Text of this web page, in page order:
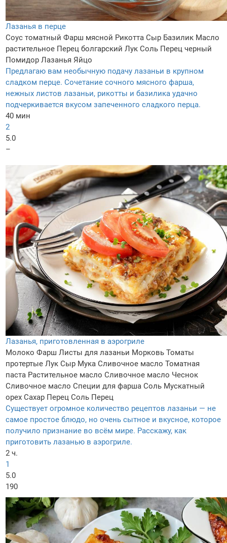
Лазанья в перце
Соус томатный Фарш мясной Рикотта Сыр Базилик Масло
растительное Перец болгарский Лук Соль Перец черный
Помидор Лазанья Яйцо
Предлагаю вам необычную подачу лазаньи в крупном
сладком перце. Сочетание сочного мясного фарша,
нежных листов лазаньи, рикотты и базилика удачно
подчеркивается вкусом запеченного сладкого перца.
40 мин
2
5.0
–
Лазанья, приготовленная в аэрогриле
Молоко Фарш Листы для лазаньи Морковь Томаты
протертые Лук Сыр Мука Сливочное масло Томатная
паста Растительное масло Сливочное масло Чеснок
Сливочное масло Специи для фарша Соль Мускатный
орех Сахар Перец Соль Перец
Существует огромное количество рецептов лазаньи — не
самое простое блюдо, но очень сытное и вкусное, которое
получило признание во всём мире. Расскажу, как
приготовить лазанью в аэрогриле.
2 ч.
1
5.0
190